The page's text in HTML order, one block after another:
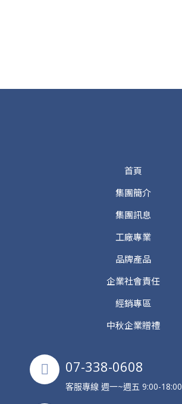
首頁
集團簡介
集團訊息
工廠專業
品牌產品
企業社會責任
經銷專區
中秋企業贈禮
07-338-0608
客服專線 週一~週五 9:00-18:00